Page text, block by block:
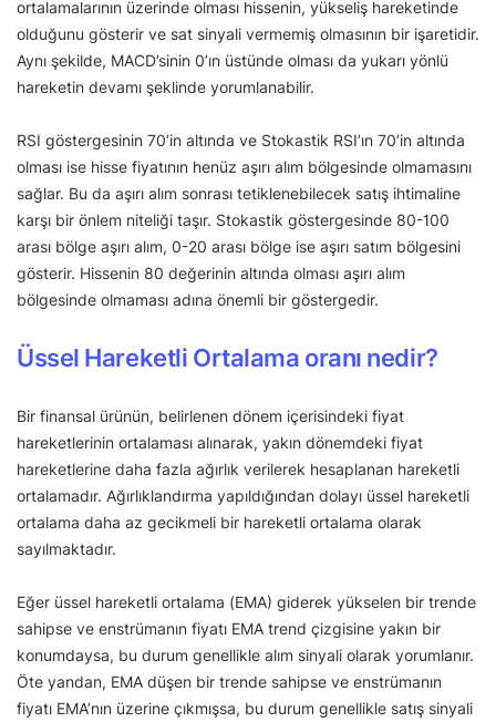
ortalamalarının üzerinde olması hissenin, yükseliş hareketinde
olduğunu gösterir ve sat sinyali vermemiş olmasının bir işaretidir.
Aynı şekilde, MACD’sinin 0’ın üstünde olması da yukarı yönlü
hareketin devamı şeklinde yorumlanabilir.
RSI göstergesinin 70’in altında ve Stokastik RSI’ın 70’in altında
olması ise hisse fiyatının henüz aşırı alım bölgesinde olmamasını
sağlar. Bu da aşırı alım sonrası tetiklenebilecek satış ihtimaline
karşı bir önlem niteliği taşır. Stokastik göstergesinde 80-100
arası bölge aşırı alım, 0-20 arası bölge ise aşırı satım bölgesini
gösterir. Hissenin 80 değerinin altında olması aşırı alım
bölgesinde olmaması adına önemli bir göstergedir.
Üssel Hareketli Ortalama oranı nedir?
Bir finansal ürünün, belirlenen dönem içerisindeki fiyat
hareketlerinin ortalaması alınarak, yakın dönemdeki fiyat
hareketlerine daha fazla ağırlık verilerek hesaplanan hareketli
ortalamadır. Ağırlıklandırma yapıldığından dolayı üssel hareketli
ortalama daha az gecikmeli bir hareketli ortalama olarak
sayılmaktadır.
Eğer üssel hareketli ortalama (EMA) giderek yükselen bir trende
sahipse ve enstrümanın fiyatı EMA trend çizgisine yakın bir
konumdaysa, bu durum genellikle alım sinyali olarak yorumlanır.
Öte yandan, EMA düşen bir trende sahipse ve enstrümanın
fiyatı EMA’nın üzerine çıkmışsa, bu durum genellikle satış sinyali